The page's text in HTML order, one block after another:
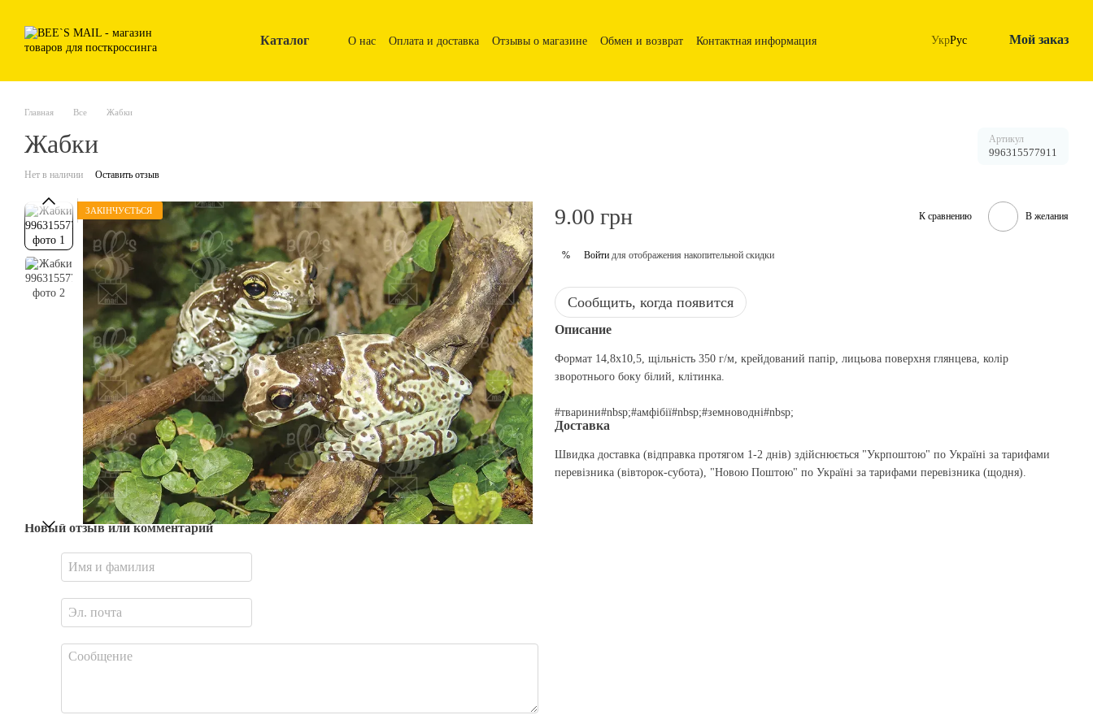
Каталог О нас Оплата и доставка Отзывы о магазине Обмен и возврат Контактная информация УкрРус Мой заказ
Главная Все Жабки
Жабки Артикул
996315577911
Нет в наличии Оставить отзыв
ЗАКІНЧУЄТЬСЯ
Новый отзыв или комментарий
9.00 грн К сравнению В желания
% Войти для отображения накопительной скидки
Сообщить, когда появится
Описание
Формат 14,8х10,5, щільність 350 г/м, крейдований папір, лицьова поверхня глянцева, колір
зворотнього боку білий, клітинка.
#тварини#nbsp;#амфібії#nbsp;#земноводні#nbsp;
Доставка
Швидка доставка (відправка протягом 1-2 днів) здійснюється "Укрпоштою" по Україні за тарифами
перевізника (вівторок-субота), "Новою Поштою" по Україні за тарифами перевізника (щодня).